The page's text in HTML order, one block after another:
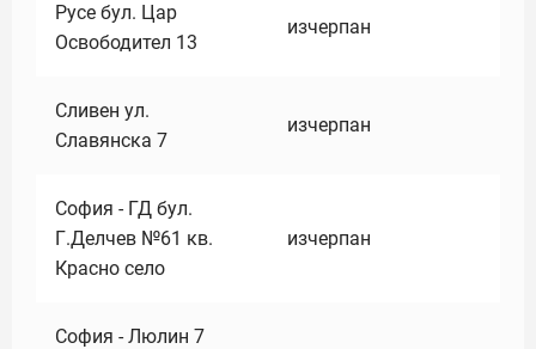
Русе бул. Цар
Освободител 13
изчерпан
Сливен ул.
Славянска 7
изчерпан
София - ГД бул.
Г.Делчев №61 кв.
Красно село
изчерпан
София - Люлин 7